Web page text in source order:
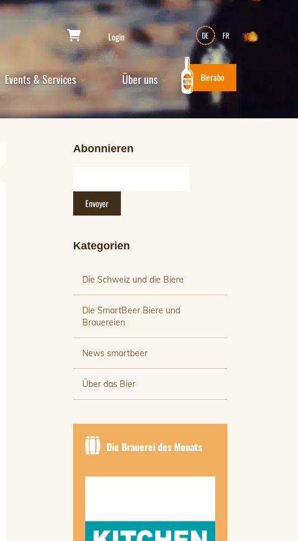
Login DE FR
Events & Services Über uns Bierabo
Abonnieren
Kategorien
Die Schweiz und die Biere
Die SmartBeer Biere und
Brauereien
News smartbeer
Über das Bier
Die Brauerei des Monats